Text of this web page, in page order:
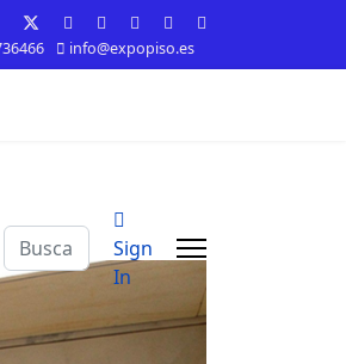
info@expopiso.es
Buscar
Sign
In